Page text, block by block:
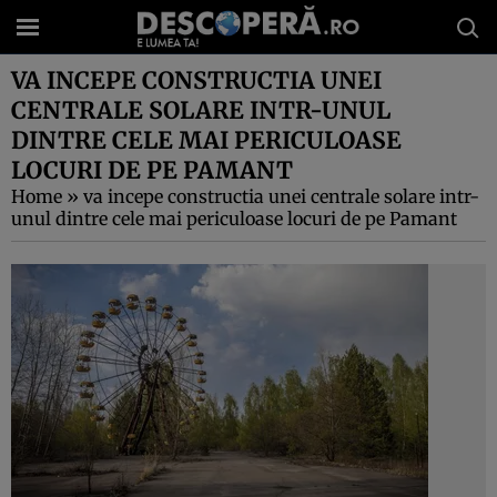
VA INCEPE CONSTRUCTIA UNEI
CENTRALE SOLARE INTR-UNUL
DINTRE CELE MAI PERICULOASE
LOCURI DE PE PAMANT
Home » va incepe constructia unei centrale solare intr-
unul dintre cele mai periculoase locuri de pe Pamant